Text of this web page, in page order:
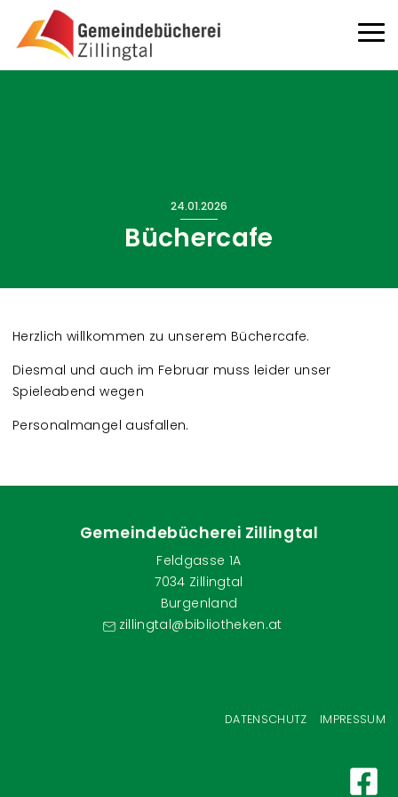
Direkt zum Inhalt
24.01.2026
Büchercafe
Herzlich willkommen zu unserem Büchercafe.
Diesmal und auch im Februar muss leider unser
Spieleabend wegen
Personalmangel ausfallen.
Gemeindebücherei Zillingtal
Feldgasse 1A
7034 Zillingtal
Burgenland
zillingtal@bibliotheken.at
DATENSCHUTZ IMPRESSUM